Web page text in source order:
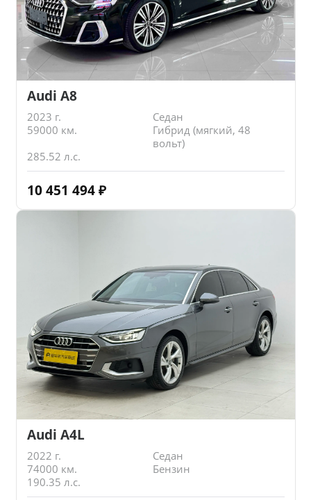
Audi A8
2023 г.
Седан
59000 км.
Гибрид (мягкий, 48
вольт)
285.52 л.с.
10 451 494 ₽
Audi A4L
2022 г.
Седан
74000 км.
Бензин
190.35 л.с.